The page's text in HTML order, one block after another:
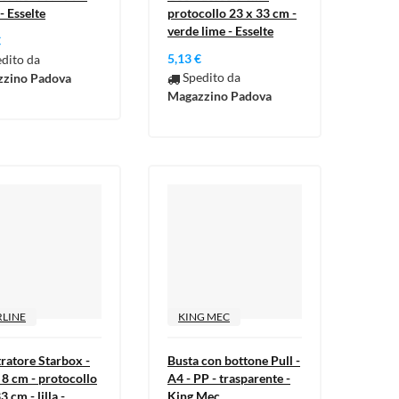
Esselte
da
Padova
protocollo 23 x 33 cm -
verde lime - Esselte
5,13 €
Spedito da
Magazzino Padova
Starbox -
cm - protocollo
KING MEC
Busta con bottone Pull -
A4 - PP - trasparente -